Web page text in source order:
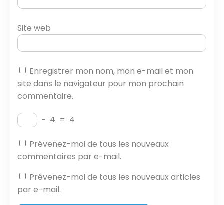
Site web
Enregistrer mon nom, mon e-mail et mon
site dans le navigateur pour mon prochain
commentaire.
− 4 = 4
Prévenez-moi de tous les nouveaux
commentaires par e-mail.
Prévenez-moi de tous les nouveaux articles
par e-mail.